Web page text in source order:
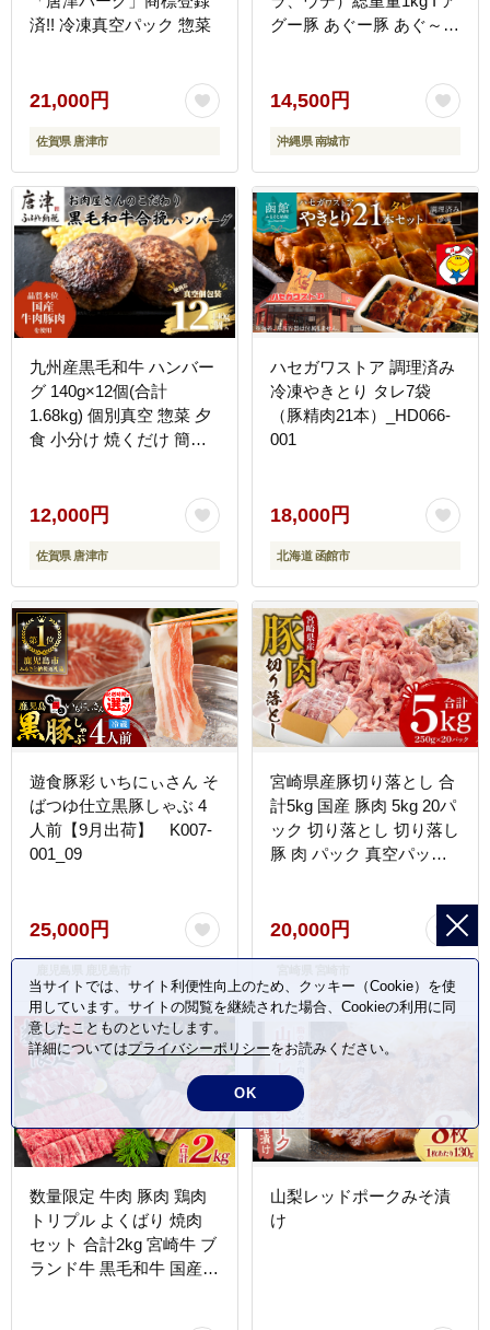
済!! 冷凍真空パック 惣菜
21,000円
佐賀県 唐津市
グー豚 あぐー豚 あぐ～豚
ース バラ ウデ 1000g 1kg
沖縄県 南城市 ふるさと納
税 （有）三大食品
14,500円
沖縄県 南城市
九州産黒毛和牛 ハンバー
グ 140g×12個(合計
1.68kg) 個別真空 惣菜 夕
食 小分け 焼くだけ 簡単
12,000円
佐賀県 唐津市
ハセガワストア 調理済み
冷凍やきとり タレ7袋
（豚精肉21本）_HD066-
001
18,000円
北海道 函館市
遊食豚彩 いちにぃさん そ
ばつゆ仕立黒豚しゃぶ 4
人前【9月出荷】 K007-
001_09
25,000円
宮崎県産豚切り落とし 合
計5kg 国産 豚肉 5kg 20パ
ック 切り落とし 切り落し
豚 肉 パック 真空パック
キムチ 焼きそば 肉じゃが
お鍋 グルメ お取り寄せ
20,000円
数量限定 牛肉 豚肉 鶏肉
トリプル よくばり 焼肉
セット 合計2kg 宮崎牛 ブ
ランド牛 黒毛和牛 国産
山梨レッドポークみそ漬
け
当サイトでは、サイト利便性向上のため、クッキー（Cookie）を使
用しています。サイトの閲覧を継続された場合、Cookieの利用に同
意したことものといたします。
詳細についてはプライバシーポリシーをお読みください。
OK